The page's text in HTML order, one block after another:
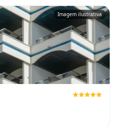
Imagem ilustrativa